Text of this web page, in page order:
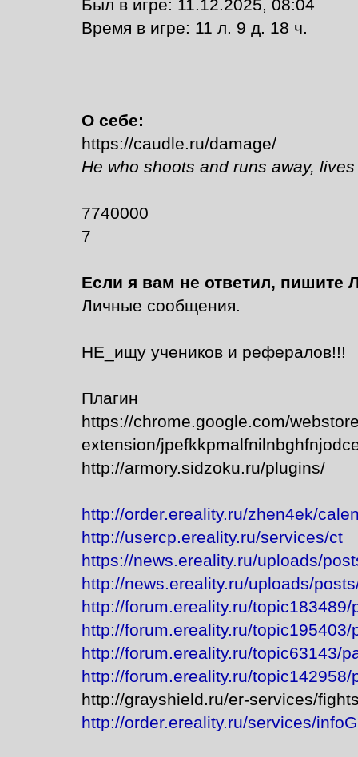
Был в игре: 11.12.2025, 08:04
Время в игре: 11 л. 9 д. 18 ч.
О себе:
https://caudle.ru/damage/
He who shoots and runs away,
7740000
7
Если я вам не ответил, пишите
Личные сообщения.
НЕ_ищу учеников и рефералов!!!
Плагин
https://chrome.google.com/
extension/
http://armory.sidzoku.ru/plugins/
http://order.ereality.ru/zhen4ek/
http://usercp.ereality.ru/services/ct
https://news.ereality.ru/uploads/
http://news.ereality.ru/uploads/
http://forum.ereality.ru/topic183489/
http://forum.ereality.ru/topic195403/
http://forum.ereality.ru/topic63143/
http://forum.ereality.ru/topic142958/
http://grayshield.ru/er-services/
http://order.ereality.ru/services/